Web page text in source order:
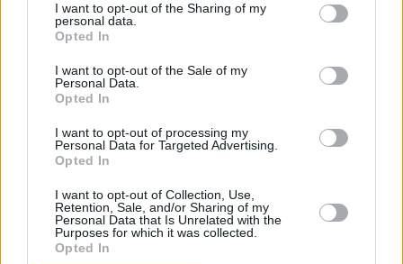
I want to opt-out of the Sharing of my
personal data.
Opted In
I want to opt-out of the Sale of my
Personal Data.
Opted In
I want to opt-out of processing my
Personal Data for Targeted Advertising.
Opted In
I want to opt-out of Collection, Use,
Retention, Sale, and/or Sharing of my
Personal Data that Is Unrelated with the
Purposes for which it was collected.
Opted In
Εργασίες ασφαλτόστρωσης σε τρεις οδούς του
Βαρβασίου